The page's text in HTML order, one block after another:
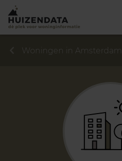
Woningen in Amsterdam